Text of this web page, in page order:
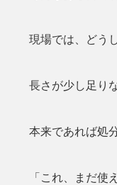
現場では、どう
長さが少し足り
本来であれば処
「これ、まだ使